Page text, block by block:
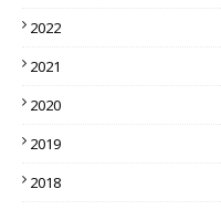
2022
2021
2020
2019
2018